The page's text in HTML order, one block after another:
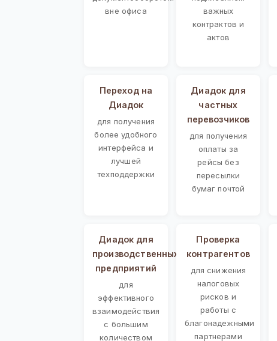
вне офиса
важных
контрактов и
актов
Переход на
Диадок
для получения
более удобного
интерфейса и
лучшей
техподдержки
Диадок для
частных
перевозчиков
для получения
оплаты за
рейсы без
пересылки
бумаг почтой
Диадок для
производственных
предприятий
для
эффективного
взаимодействия
с большим
количеством
Проверка
контрагентов
для снижения
налоговых
рисков и
работы с
благонадежными
партнерами